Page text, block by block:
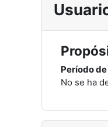
Período
No se ha